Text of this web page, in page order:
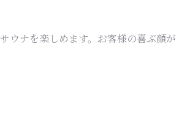
ウナを楽しめます。お客様の喜ぶ顔が